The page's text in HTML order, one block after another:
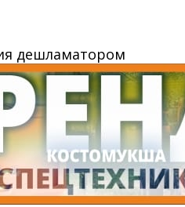
дешламатором